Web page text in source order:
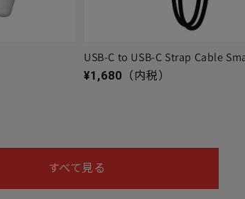
USB-C to USB-C Strap Cable
通常価格
¥1,680 （内税）
すべて見る